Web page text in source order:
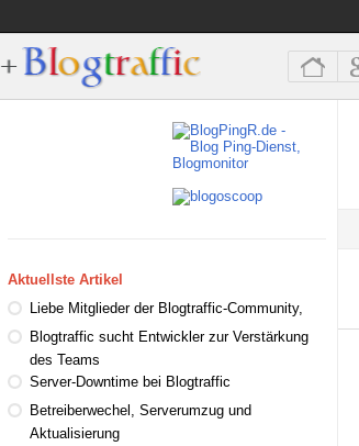
Aktuellste Artikel
Liebe Mitglieder der Blogtraffic-Community,
Blogtraffic sucht Entwickler zur Verstärkung
des Teams
Server-Downtime bei Blogtraffic
Betreiberwechel, Serverumzug und
Aktualisierung